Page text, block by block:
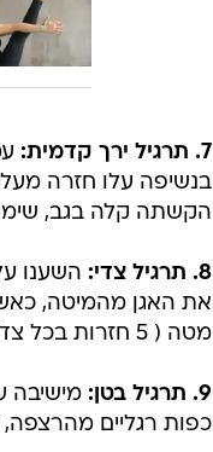
7. תרגיל ירך קדמית:
בנשיפה עלו חזרה
הקשתה קלה בגב, שימו לב
8. תרגיל צדי:
השענו
את האגן מהמיטה,
מטה ( 5 חזרות בכל צד) לאחר מכן ישרו את הרגל העליונה, הרימו והורידו אותה (6 פעמים).
9. תרגיל בטן:
מישיבה
כפות רגליים מהרצפה,